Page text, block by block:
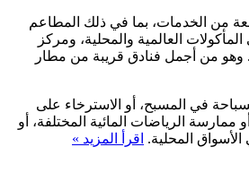
من الخدمات، بما في ذلك المطاعم
العالمية والمحلية، ومركز
وهو من أجمل فنادق قريبة من مطار
في المسبح، أو الاسترخاء على
ممارسة الرياضات المائية المختلفة، أو
المحلية. اقرأ المزيد »